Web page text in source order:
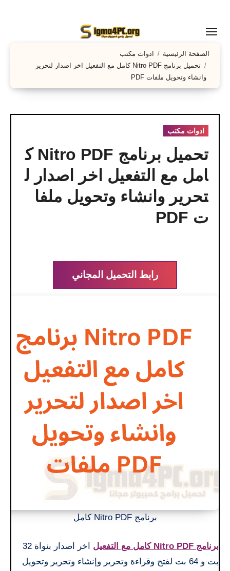
المحتوى
الصفحة الرئيسية
ادوات مكتب
تحميل برنامج Nitro PDF كامل مع التفعيل اخر اصدار لتحرير
وانشاء وتحويل ملفات PDF
ادوات مكتب
تحميل برنامج Nitro PDF ك
امل مع التفعيل اخر اصدار ل
تحرير وانشاء وتحويل ملفا
ت PDF
رابط التحميل المجاني
برنامج Nitro PDF كامل
برنامج Nitro PDF كامل مع التفعيل
اخر اصدار بنواة 32
بت و 64 بت لفتح وقراءة وتحرير وإنشاء وتحرير وتحويل